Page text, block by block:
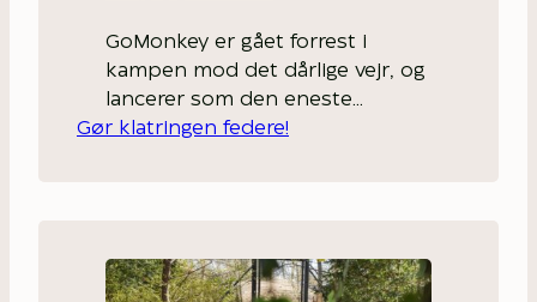
GoMonkey er gået forrest i
kampen mod det dårlige vejr, og
lancerer som den eneste
klatrepark i Danmark –
dagen.
Gør klatringen federe!